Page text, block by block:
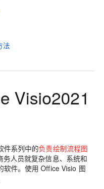
法
Visio2021
件系列中的负责绘制流程图
人员就复杂信息、系统和
软件。使用 Office Visio 图